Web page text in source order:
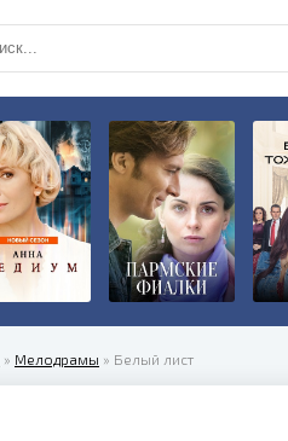
» Мелодрамы » Белый лист